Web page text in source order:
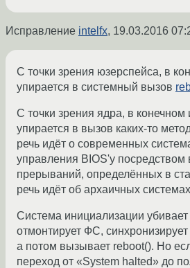
Исправление intelfx, 19.03.2016
С точки зрения юзерспейса, в
упирается в системный вызов
С точки зрения ядра, в конечном
упирается в вызов каких-то
речь идёт о современных
управления BIOS'у посредством
прерываний, определённых в
речь идёт об архаичных
Система инициализации
отмонтирует ФС, синхронизирует
а потом вызывает reboot(). Но
переход от «System halted» до